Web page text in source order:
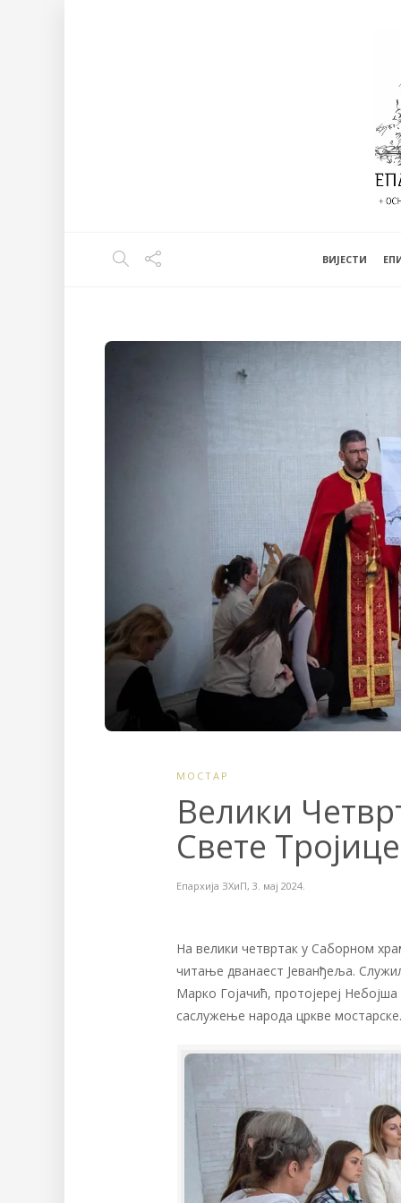
ВИЈЕСТИ
МОСТАР
Велики
Свете
Епархија ЗХиП, 3. мај 2024.
На велики четвртак у Саборном
читање дванаест Јеванђеља.
Марко Гојачић, протојереј
саслужење народа цркве мостарске.